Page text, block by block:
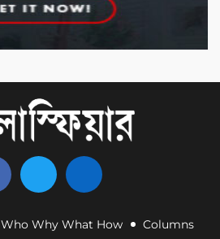
Who Why What How Columns